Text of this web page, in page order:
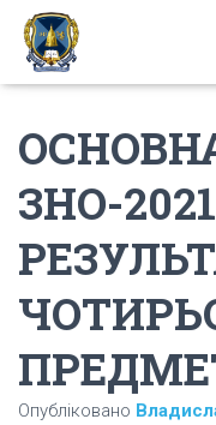
ЗНО-
Опубліковано